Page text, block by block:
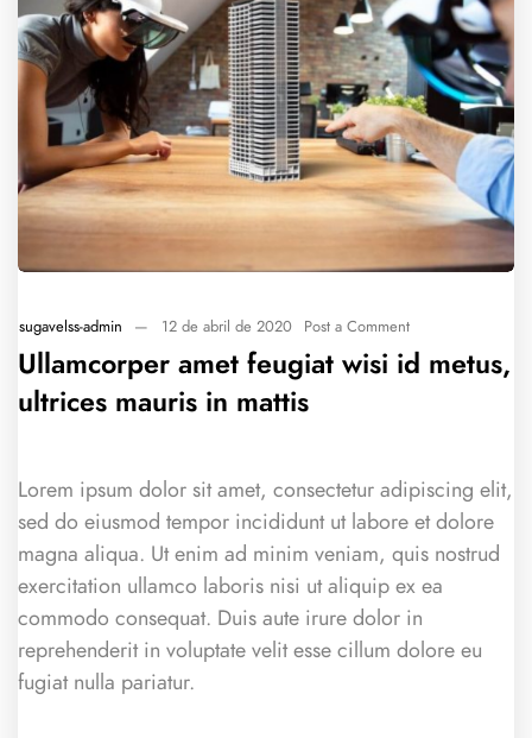
sugavelss-admin — 12 de abril de 2020 Post a Comment
Ullamcorper amet feugiat wisi id metus,
ultrices mauris in mattis
Lorem ipsum dolor sit amet, consectetur adipiscing elit,
sed do eiusmod tempor incididunt ut labore et dolore
magna aliqua. Ut enim ad minim veniam, quis nostrud
exercitation ullamco laboris nisi ut aliquip ex ea
commodo consequat. Duis aute irure dolor in
reprehenderit in voluptate velit esse cillum dolore eu
fugiat nulla pariatur.